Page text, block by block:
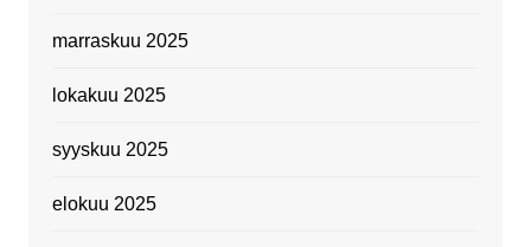
marraskuu 2025
lokakuu 2025
syyskuu 2025
elokuu 2025